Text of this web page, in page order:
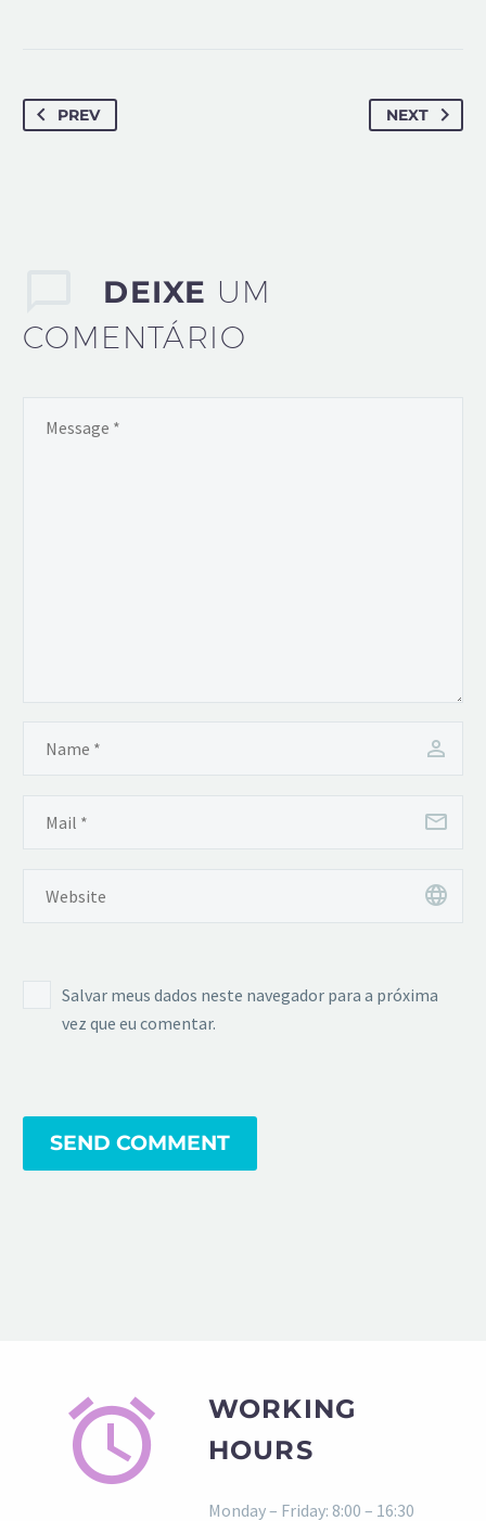
PREV NEXT
DEIXE UM
COMENTÁRIO
Salvar meus dados neste navegador para a próxima
vez que eu comentar.
SEND COMMENT
WORKING
HOURS
Monday – Friday: 8:00 – 16:30